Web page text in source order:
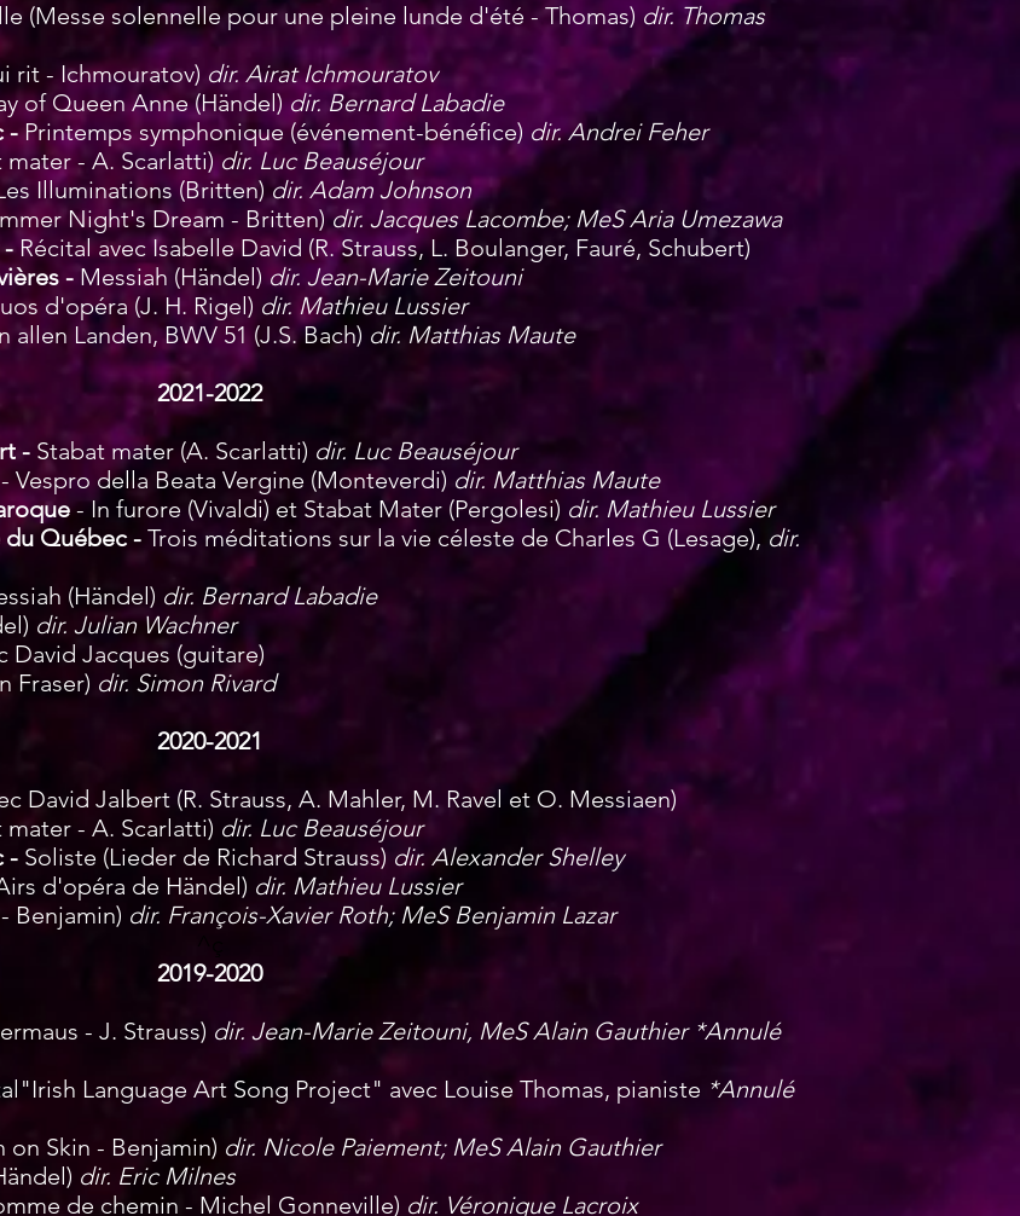
(Messe solennelle pour une pleine lunde d'été - Thomas) dir. Thomas
rit - Ichmouratov) dir. Airat Ichmouratov
of Queen Anne (Händel)dir. Bernard Labadie
-Printemps symphonique (événement-bénéfice) dir. Andrei Feher
mater - A. Scarlatti)dir. Luc Beauséjour
Illuminations (Britten) dir. Adam Johnson
Night's Dream - Britten)dir. Jacques Lacombe; MeS Aria Umezawa
- Récital avec Isabelle David (R. Strauss, L. Boulanger, Fauré, Schubert)
- Messiah (Händel) dir. Jean-Marie Zeitouni
d'opéra (J. H. Rigel) dir. Mathieu Lussier
Landen, BWV 51 (J.S. Bach) dir. Matthias Maute
2021-2022
- Stabat mater (A. Scarlatti) dir. Luc Beauséjour
- Vespro della Beata Vergine (Monteverdi) dir. Matthias Maute
- In furore (Vivaldi) et Stabat Mater (Pergolesi) dir. Mathieu Lussier
Québec - Trois méditations sur la vie céleste de Charles G (Lesage), dir.
(Händel) dir. Bernard Labadie
dir. Julian Wachner
David Jacques (guitare)
Fraser) dir. Simon Rivard
2020-2021
David Jalbert (R. Strauss, A. Mahler, M. Ravel et O. Messiaen)
mater - A. Scarlatti) dir. Luc Beauséjour
- Soliste (Lieder de Richard Strauss) dir. Alexander Shelley
d'opéra de Händel) dir. Mathieu Lussier
Benjamin) dir. François-Xavier Roth; MeS Benjamin Lazar
2019-2020
- J. Strauss) dir. Jean-Marie Zeitouni, MeS Alain Gauthier *Annulé
Language Art Song Project" avec Louise Thomas, pianiste *Annulé
Skin - Benjamin) dir. Nicole Paiement; MeS Alain Gauthier
dir. Eric Milnes
de chemin - Michel Gonneville) dir. Véronique Lacroix